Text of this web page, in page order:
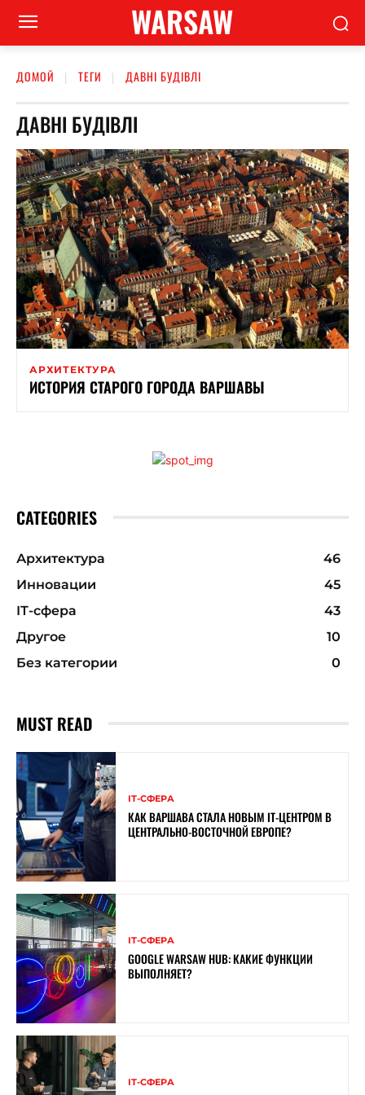
WARSAW
ДОМОЙ ТЕГИ ДАВНІ БУДІВЛІ
ДАВНІ БУДІВЛІ
АРХИТЕКТУРА
ИСТОРИЯ СТАРОГО ГОРОДА ВАРШАВЫ
CATEGORIES
Архитектура
46
Инновации
45
ІТ-сфера
43
Другое
10
Без категории
0
MUST READ
ІТ-СФЕРА
КАК ВАРШАВА СТАЛА НОВЫМ IT-ЦЕНТРОМ В
ЦЕНТРАЛЬНО-ВОСТОЧНОЙ ЕВРОПЕ?
ІТ-СФЕРА
GOOGLE WARSAW HUB: КАКИЕ ФУНКЦИИ
ВЫПОЛНЯЕТ?
ІТ-СФЕРА